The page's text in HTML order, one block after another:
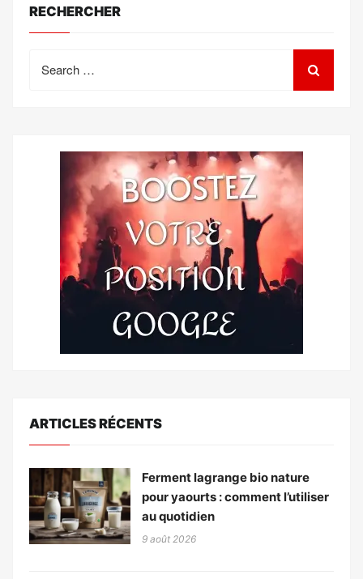
RECHERCHER
for:
ARTICLES RÉCENTS
Ferment lagrange bio nature
pour yaourts : comment l’utiliser
au quotidien
9 août 2026